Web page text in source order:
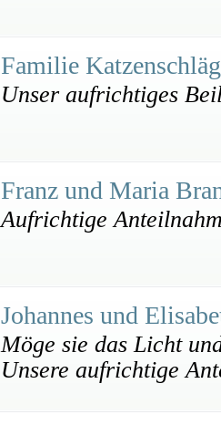
Familie
Unser aufrichtiges
Franz und Maria
Aufrichtige
Johannes und
Möge sie das Licht
Unsere aufrichtige